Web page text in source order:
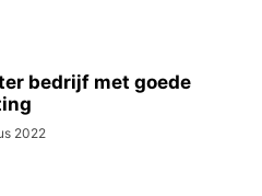
bedrijf met goede
2022